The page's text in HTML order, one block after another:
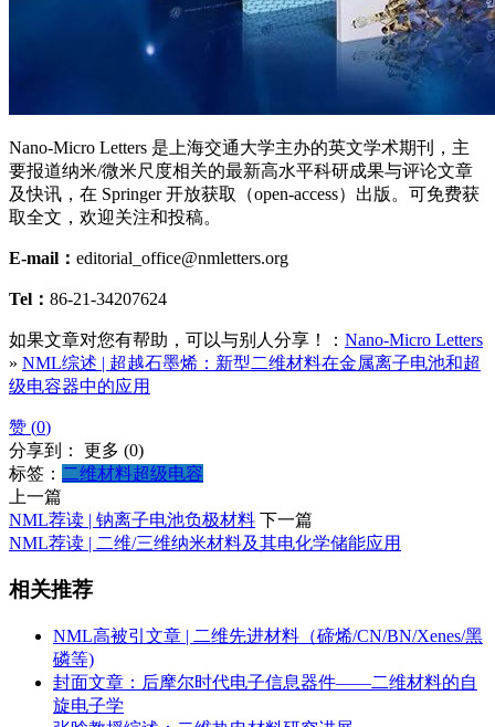
Nano-Micro Letters 是上海交通大学主办的英文学术期刊，主
要报道纳米/微米尺度相关的最新高水平科研成果与评论文章
及快讯，在 Springer 开放获取（open-access）出版。可免费获
取全文，欢迎关注和投稿。
E-mail： editorial_office@nmletters.org
Tel： 86-21-34207624
如果文章对您有帮助，可以与别人分享！： Nano-Micro Letters
» NML综述 | 超越石墨烯：新型二维材料在金属离子电池和超
级电容器中的应用
赞 (0)
分享到： 更多 (0)
标签： 二维材料超级电容
上一篇
NML荐读 | 钠离子电池负极材料 下一篇
NML荐读 | 二维/三维纳米材料及其电化学储能应用
相关推荐
NML高被引文章 | 二维先进材料（碲烯/CN/BN/Xenes/黑
磷等)
封面文章：后摩尔时代电子信息器件——二维材料的自
旋电子学